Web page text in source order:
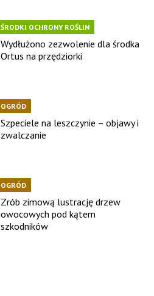
ŚRODKI OCHRONY ROŚLIN
Wydłużono zezwolenie dla środka
Ortus na przędziorki
OGRÓD
Szpeciele na leszczynie – objawy i
zwalczanie
OGRÓD
Zrób zimową lustrację drzew
owocowych pod kątem
szkodników